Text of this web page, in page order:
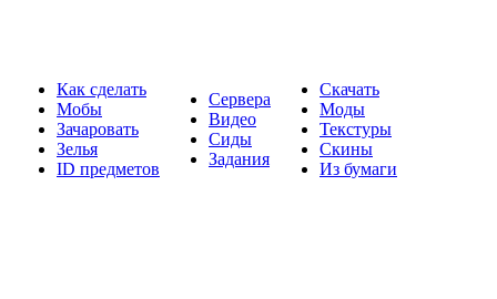
Как сделать
Мобы
Зачаровать
Зелья
ID предметов
Сервера
Видео
Сиды
Задания
Скачать
Моды
Текстуры
Скины
Из бумаги